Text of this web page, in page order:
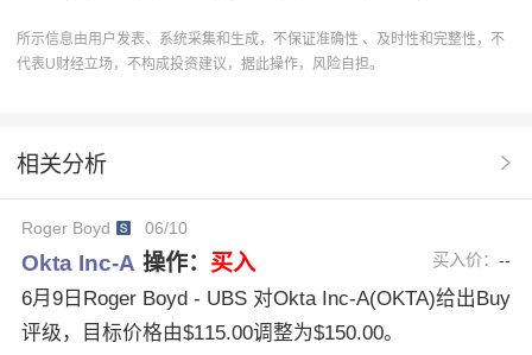
低估 目标价 U股票 协作 分析系统
RaymondJames
SaketKalia JosephGallo
所示信息由用户发表、系统采集和生成，不保证准确性 、及时性和完整性，不
代表U财经立场，不构成投资建议，据此操作，风险自担。
相关分析
Roger Boyd 06/10
Okta Inc-A 操作： 买入 买入价：--
6月9日Roger Boyd - UBS 对Okta Inc-A(OKTA)给出Buy
评级，目标价格由$115.00调整为$150.00。